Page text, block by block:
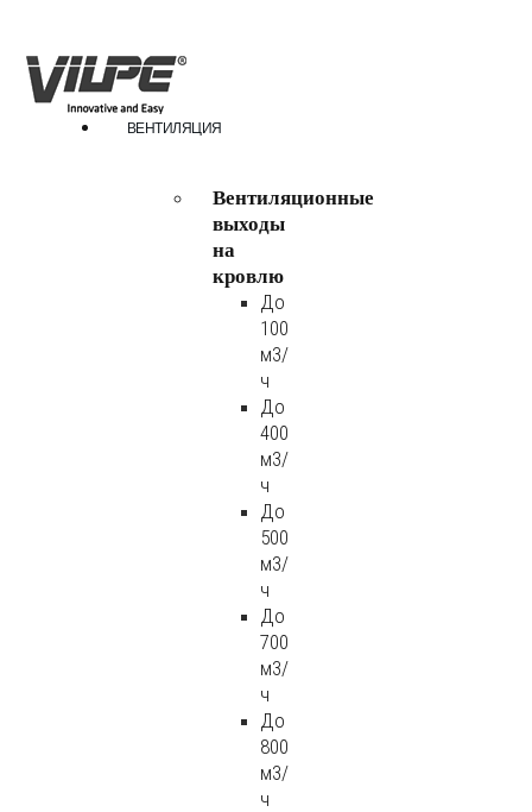
ВЕНТИЛЯЦИЯ
Вентиляционные
выходы
на
кровлю
До
100
м3/
ч
До
400
м3/
ч
До
500
м3/
ч
До
700
м3/
ч
До
800
м3/
ч